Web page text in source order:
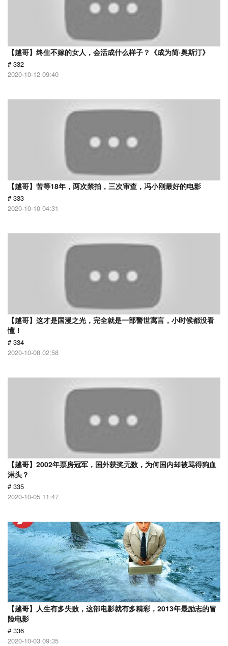
【越哥】终生不嫁的女人，会活成什么样子？《成为简·奥斯汀》
# 332
2020-10-12 09:40
【越哥】苦等18年，两次禁拍，三次审查，冯小刚最好的电影
# 333
2020-10-10 04:31
【越哥】这才是国漫之光，完全就是一部警世寓言，小时候都没看
懂！
# 334
2020-10-08 02:58
【越哥】2002年票房冠军，国外获奖无数，为何国内却被骂得狗血
淋头？
# 335
2020-10-05 11:47
【越哥】人生有多失败，这部电影就有多精彩，2013年最励志的冒
险电影
# 336
2020-10-03 09:35